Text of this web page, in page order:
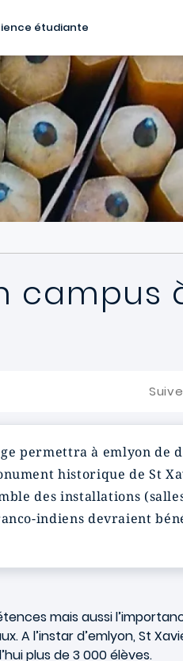
étudiante
campus
permettra à emlyon de
historique de St
des installations
indiens devraient
mais aussi
l’instar d’emlyon, St
plus de 3 000 élèves.